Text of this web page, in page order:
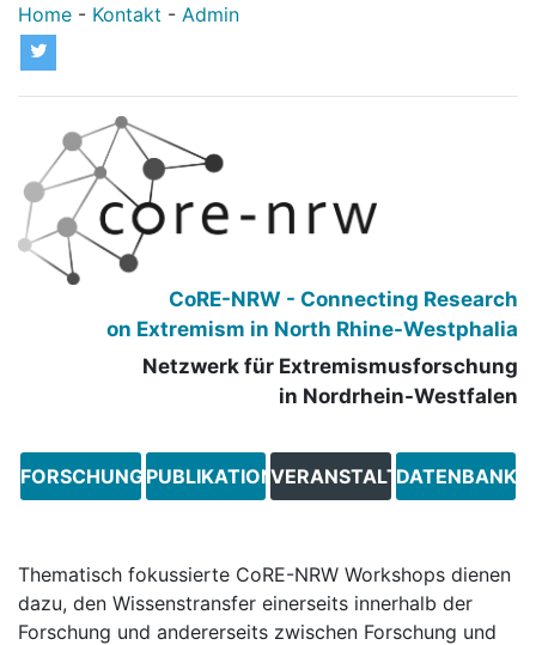
Home - Kontakt - Admin
            CoRE-NRW - Connecting Research
            on Extremism in North Rhine-Westphalia
            Netzwerk für Extremismusforschung
            in Nordrhein-Westfalen
FORSCHUNGSLANDSCHAFT
PUBLIKATIONENVERANSTALTUNGEN
Thematisch fokussierte CoRE-NRW Workshops dienen
dazu, den Wissenstransfer einerseits innerhalb der
Forschung und andererseits zwischen Forschung und